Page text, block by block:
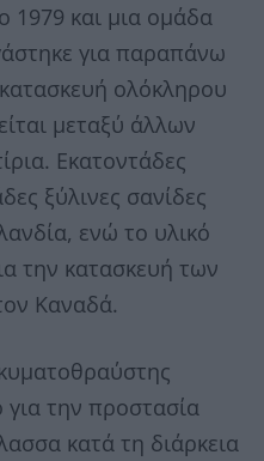
1979 και μια ομάδα
για παραπάνω
ολόκληρου
μεταξύ άλλων
Εκατοντάδες
ξύλινες σανίδες
ενώ το υλικό
την κατασκευή των
Καναδά.
την προστασία
κατά τη διάρκεια